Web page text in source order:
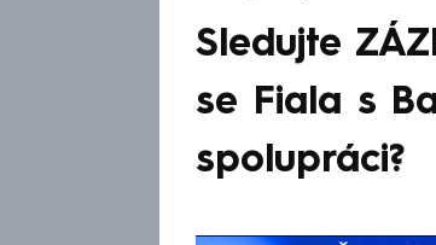
Sledujte
se Fiala s
spolupráci?